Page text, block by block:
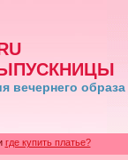
вечернего образа
где купить платье?